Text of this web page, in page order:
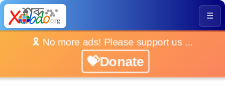
☰
🎗️ No more ads! Please support us ...
💝Donate